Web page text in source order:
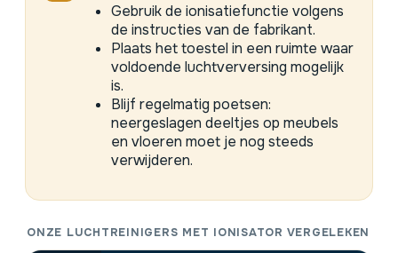
Gebruik de ionisatiefunctie volgens
de instructies van de fabrikant.
Plaats het toestel in een ruimte waar
voldoende luchtverversing mogelijk
is.
Blijf regelmatig poetsen:
neergeslagen deeltjes op meubels
en vloeren moet je nog steeds
verwijderen.
ONZE LUCHTREINIGERS MET IONISATOR VERGELEKEN